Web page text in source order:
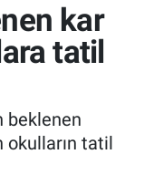
kar
tatil
beklenen
okulların tatil